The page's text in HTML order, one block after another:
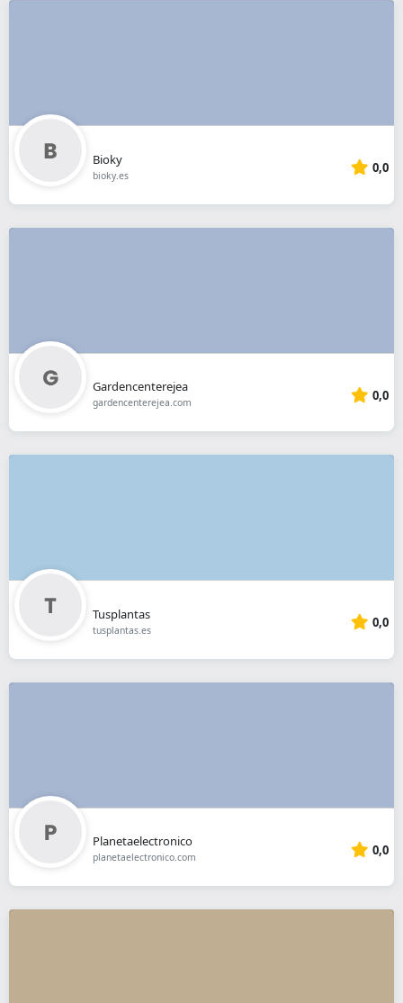
Bioky
bioky.es 0,0
Gardencenterejea
gardencenterejea.com 0,0
Tusplantas
tusplantas.es 0,0
Planetaelectronico
planetaelectronico.com 0,0